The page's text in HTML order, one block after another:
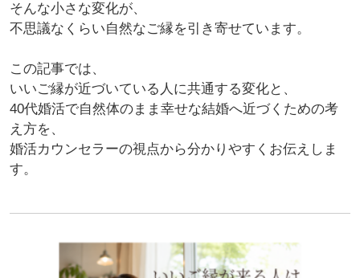
そんな小さな変化が、
不思議なくらい自然なご縁を引き寄せています。
この記事では、
いいご縁が近づいている人に共通する変化と、
40代婚活で自然体のまま幸せな結婚へ近づくための考
え方を、
婚活カウンセラーの視点から分かりやすくお伝えしま
す。